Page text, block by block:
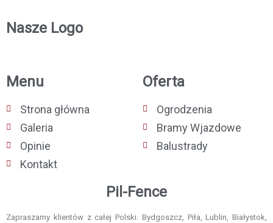
Nasze Logo
Menu
Strona główna
Galeria
Opinie
Kontakt
Oferta
Ogrodzenia
Bramy Wjazdowe
Balustrady
Pil-Fence
Zapraszamy klientów z całej Polski. Bydgoszcz, Piła, Lublin, Białystok,